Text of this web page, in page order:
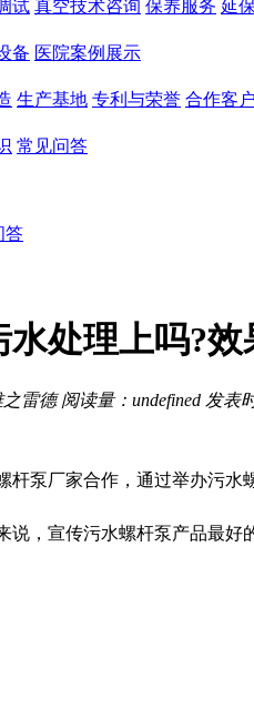
试 真空技术咨询 保养服务 延
备 医院案例展示
生产基地 专利与荣誉 合作客户
常见问答
答
处理上吗?效
之雷德阅读量： undefined 发表
厂家合作，通过举办污水
说，宣传污水螺杆泵产品最